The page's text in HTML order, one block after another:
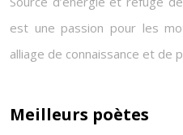
est une passion pour les
alliage de connaissance et de
Meilleurs poètes